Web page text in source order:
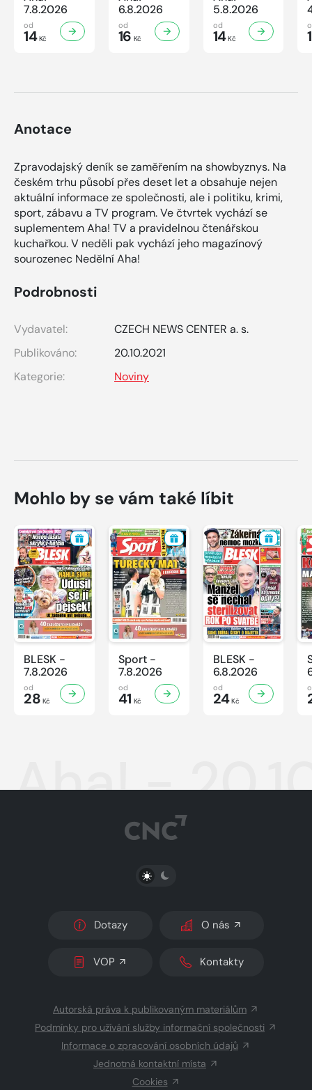
7.8.2026
od
14Kč
6.8.2026
od
16 Kč
5.8.2026
od
14Kč
Anotace
Zpravodajský deník se zaměřením na showbyznys. Na
českém trhu působí přes deset let a obsahuje nejen
aktuální informace ze společnosti, ale i politiku, krimi,
sport, zábavu a TV program. Ve čtvrtek vychází se
suplementem Aha! TV a pravidelnou čtenářskou
kuchařkou. V neděli pak vychází jeho magazínový
sourozenec Nedělní Aha!
Podrobnosti
Vydavatel:
CZECH NEWS CENTER a. s.
Publikováno:
20.10.2021
Kategorie:
Noviny
Mohlo by se vám také líbit
BLESK -
7.8.2026
od
28 Kč
Sport -
7.8.2026
od
41 Kč
BLESK -
6.8.2026
od
24Kč
Aha! -
PŘEPNOUT SVĚTLÝ/TMAVÝ REŽIM
Dotazy O nás
VOP Kontakty
Autorská práva k publikovaným materiálům
Podmínky pro užívání služby informační společnosti
Informace o zpracování osobních údajů
Jednotná kontaktní místa
Cookies